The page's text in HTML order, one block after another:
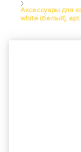
Аксессуары для
white (белый),